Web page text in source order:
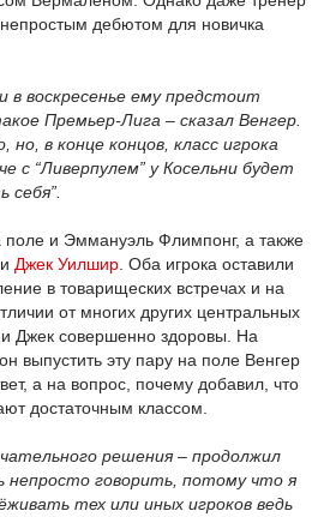
непростым дебютом для новичка
в воскресенье ему предстоит
Премьер-Лига – сказал Венгер.
в конце концов, класс игрока
с “Ливерпулем” у Косельни будет
себя”.
поле и Эммануэль Флимпонг, а также
Джек Уилшир. Оба игрока оставили
в товарищеских встречах и на
от многих других центральных
Джек совершенно здоровы. На
выпустить эту пару на поле Венгер
а на вопрос, почему добавил, что
достаточным классом.
решения – продолжил
непросто говорить, потому что я
тех или иных игроков ведь